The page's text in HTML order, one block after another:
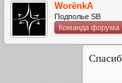
WorёnkA
Подполье SB
Команда форума